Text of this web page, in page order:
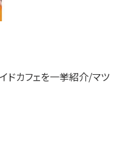
ドカフェを一挙紹介/マツ